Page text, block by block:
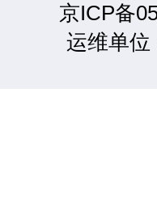
京ICP备
运维单位